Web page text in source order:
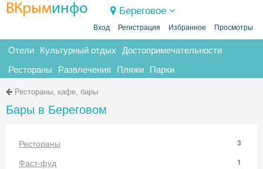
ВКрыминфо Береговое
Вход Регистрация Избранное Просмотры
Отели Культурный отдых Достопримечательности
Рестораны Развлечения Пляжи Парки
Рестораны, кафе, бары
Бары в Береговом
Рестораны 3
Фаст-фуд 1